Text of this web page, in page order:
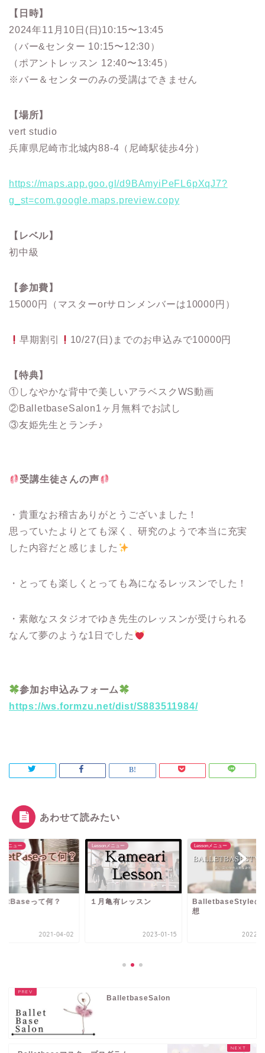
【日時】
2024年11月10日(日)10:15〜13:45
（バー&センター 10:15〜12:30）
（ポアントレッスン 12:40〜13:45）
※バー＆センターのみの受講はできません
【場所】
vert studio
兵庫県尼崎市北城内88-4（尼崎駅徒歩4分）
https://maps.app.goo.gl/d9BAmyiPeFL6pXqJ7?
g_st=com.google.maps.preview.copy
【レベル】
初中級
【参加費】
15000円（マスターorサロンメンバーは10000円）
早期割引 10/27(日)までのお申込みで10000円
【特典】
①しなやかな背中で美しいアラベスクWS動画
②BalletbaseSalon1ヶ月無料でお試し
③友姫先生とランチ♪
受講生徒さんの声
・貴重なお稽古ありがとうございました！
思っていたよりとても深く、研究のようで本当に充実
した内容だと感じました
・とっても楽しくとっても為になるレッスンでした！
・素敵なスタジオでゆき先生のレッスンが受けられる
なんて夢のような1日でした
参加お申込みフォーム
https://ws.formzu.net/dist/S883511984/
あわせて読みたい
メニュー
って何？
2021-04-02
Lessonメニュー
１月亀有レッスン
2023-01-15
Lessonメニュー
BalletbaseStyleの
想
2022-
BalletbaseSalon